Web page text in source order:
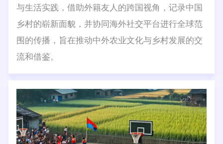
与生活实践，借助外籍友人的跨国视角，记录中国
乡村的崭新面貌，并协同海外社交平台进行全球范
围的传播，旨在推动中外农业文化与乡村发展的交
流和借鉴。